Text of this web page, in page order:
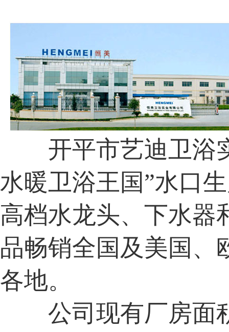
开平市艺迪卫浴
水暖卫浴王国”水口
高档水龙头、下水器
品畅销全国及美国、
各地。
公司现有厂房面